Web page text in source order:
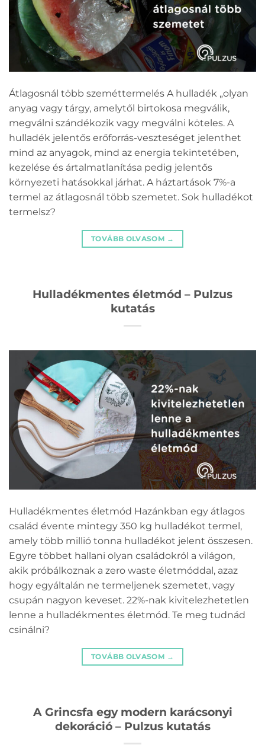
Átlagosnál több szeméttermelés A hulladék „olyan
anyag vagy tárgy, amelytől birtokosa megválik,
megválni szándékozik vagy megválni köteles. A
hulladék jelentős erőforrás-veszteséget jelenthet
mind az anyagok, mind az energia tekintetében,
kezelése és ártalmatlanítása pedig jelentős
környezeti hatásokkal járhat. A háztartások 7%-a
termel az átlagosnál több szemetet. Sok hulladékot
termelsz?
TOVÁBB OLVASOM →
Hulladékmentes életmód – Pulzus
kutatás
Hulladékmentes életmód Hazánkban egy átlagos
család évente mintegy 350 kg hulladékot termel,
amely több millió tonna hulladékot jelent összesen.
Egyre többet hallani olyan családokról a világon,
akik próbálkoznak a zero waste életmóddal, azaz
hogy egyáltalán ne termeljenek szemetet, vagy
csupán nagyon keveset. 22%-nak kivitelezhetetlen
lenne a hulladékmentes életmód. Te meg tudnád
csinálni?
TOVÁBB OLVASOM →
A Grincsfa egy modern karácsonyi
dekoráció – Pulzus kutatás